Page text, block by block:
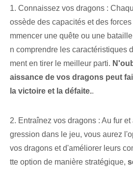
1. Connaissez vos dragons :
ossède des capacités et des
mmencer une quête ou une
n comprendre les caractéristiques
ment en tirer le meilleur parti.
aissance de vos dragons peut
la victoire et la défaite..
2. Entraînez vos dragons : Au fur
gression dans le jeu, vous aurez
vos dragons et d'améliorer leurs
tte option de manière stratégique,